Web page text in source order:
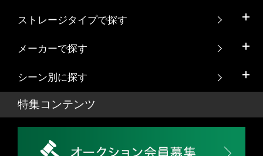
ストレージタイプで探す
メーカーで探す
シーン別に探す
特集コンテンツ